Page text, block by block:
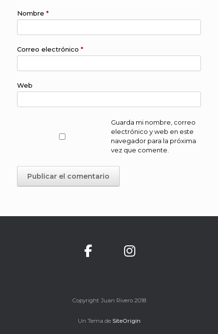
Nombre *
Correo electrónico *
Web
Guarda mi nombre, correo
electrónico y web en este
navegador para la próxima
vez que comente.
Copyright Juan Rivero 2018
Un Tema de SiteOrigin